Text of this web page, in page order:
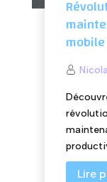
mobile
Lire